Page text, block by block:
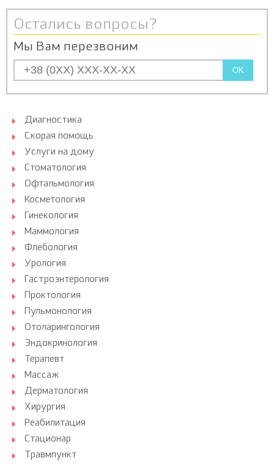
Остались вопросы?
Мы Вам перезвоним
OK
Диагностика
Скорая помощь
Услуги на дому
Стоматология
Офтальмология
Косметология
Гинекология
Маммология
Флебология
Урология
Гастроэнтерология
Проктология
Пульмонология
Отоларингология
Эндокринология
Терапевт
Массаж
Дерматология
Хирургия
Реабилитация
Стационар
Травмпункт